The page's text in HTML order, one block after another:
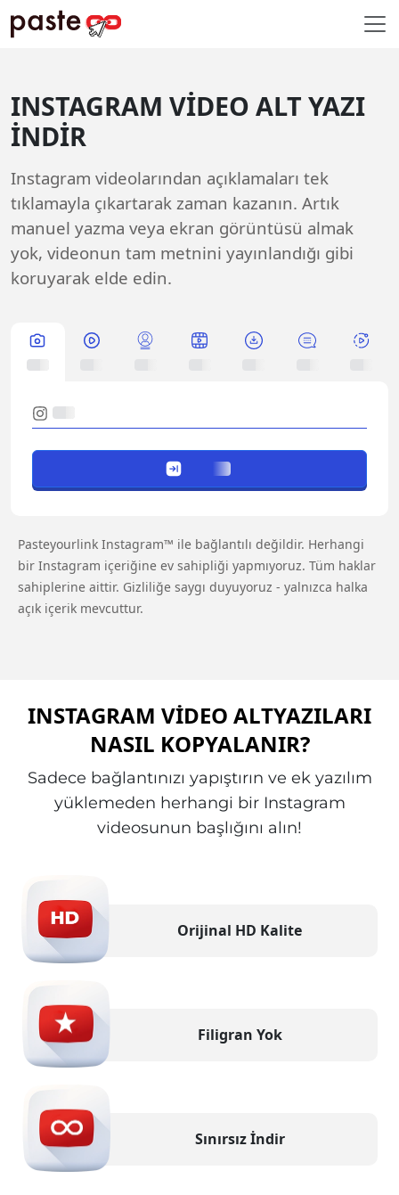
INSTAGRAM VIDEO ALT YAZI
İNDIR
Instagram videolarından açıklamaları tek
tıklamayla çıkartarak zaman kazanın. Artık
manuel yazma veya ekran görüntüsü almak
yok, videonun tam metnini yayınlandığı gibi
koruyarak elde edin.
Pasteyourlink Instagram™ ile bağlantılı değildir. Herhangi
bir Instagram içeriğine ev sahipliği yapmıyoruz. Tüm haklar
sahiplerine aittir. Gizliliğe saygı duyuyoruz - yalnızca halka
açık içerik mevcuttur.
INSTAGRAM VIDEO ALTYAZILARI
NASIL KOPYALANIR?
Sadece bağlantınızı yapıştırın ve ek yazılım
yüklemeden herhangi bir Instagram
videosunun başlığını alın!
Orijinal HD Kalite
Filigran Yok
Sınırsız İndir